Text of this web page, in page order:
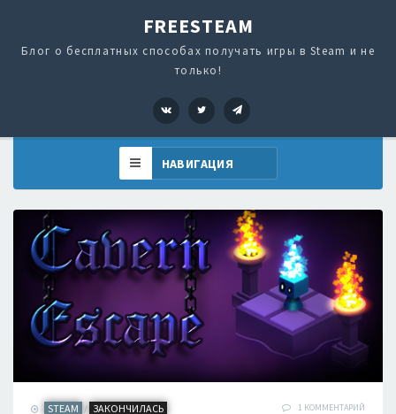
FREESTEAM
Блог о бесплатных способах получать игры в Steam и не
только!
VK Twitter
STEAM / ЗАКОНЧИЛАСЬ 1 КОММЕНТАРИЙ